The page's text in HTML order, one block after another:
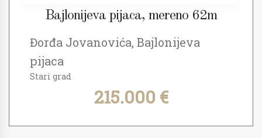
Bajlonijeva pijaca, mereno 62m
Đorđa Jovanovića, Bajlonijeva
pijaca
Stari grad
215.000 €